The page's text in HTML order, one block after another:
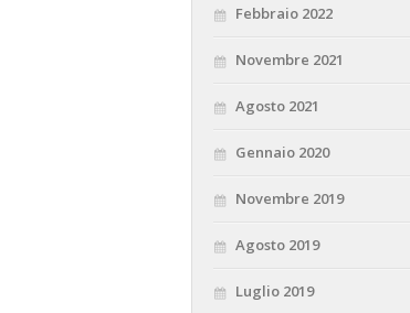
Febbraio 2022
Novembre 2021
Agosto 2021
Gennaio 2020
Novembre 2019
Agosto 2019
Luglio 2019